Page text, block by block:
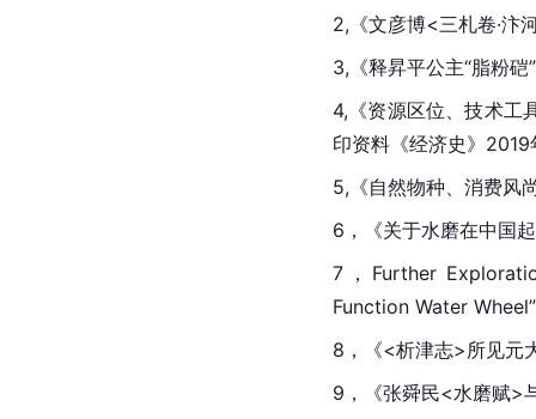
2,《文彦博<三札卷·汴
3,《释昇平公主“脂粉
4,《资源区位、技术工
印资料《经济史》
5,《自然物种、消费风
6，《关于水磨在中国
7，Further
Function Water
8，《<析津志>所见元
9，《张舜民<水磨赋>